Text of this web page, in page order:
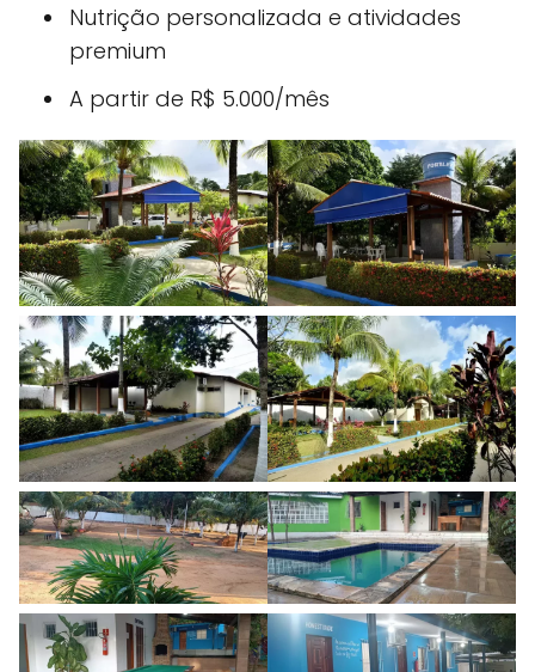
Nutrição personalizada e atividades
premium
A partir de R$ 5.000/mês